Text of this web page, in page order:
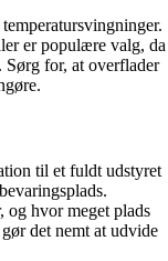
er populære valg, da
Sørg for, at overflader
til et fuldt udstyret
hvor meget plads
det nemt at udvide